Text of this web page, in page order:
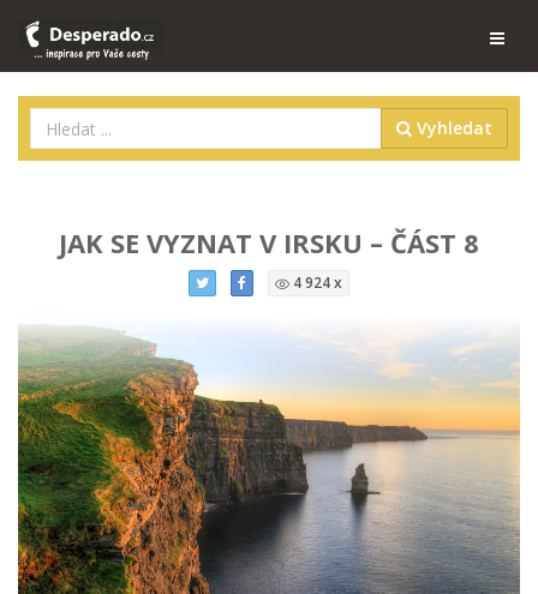
Vyhledat
JAK SE VYZNAT V IRSKU – ČÁST 8
4 924 x